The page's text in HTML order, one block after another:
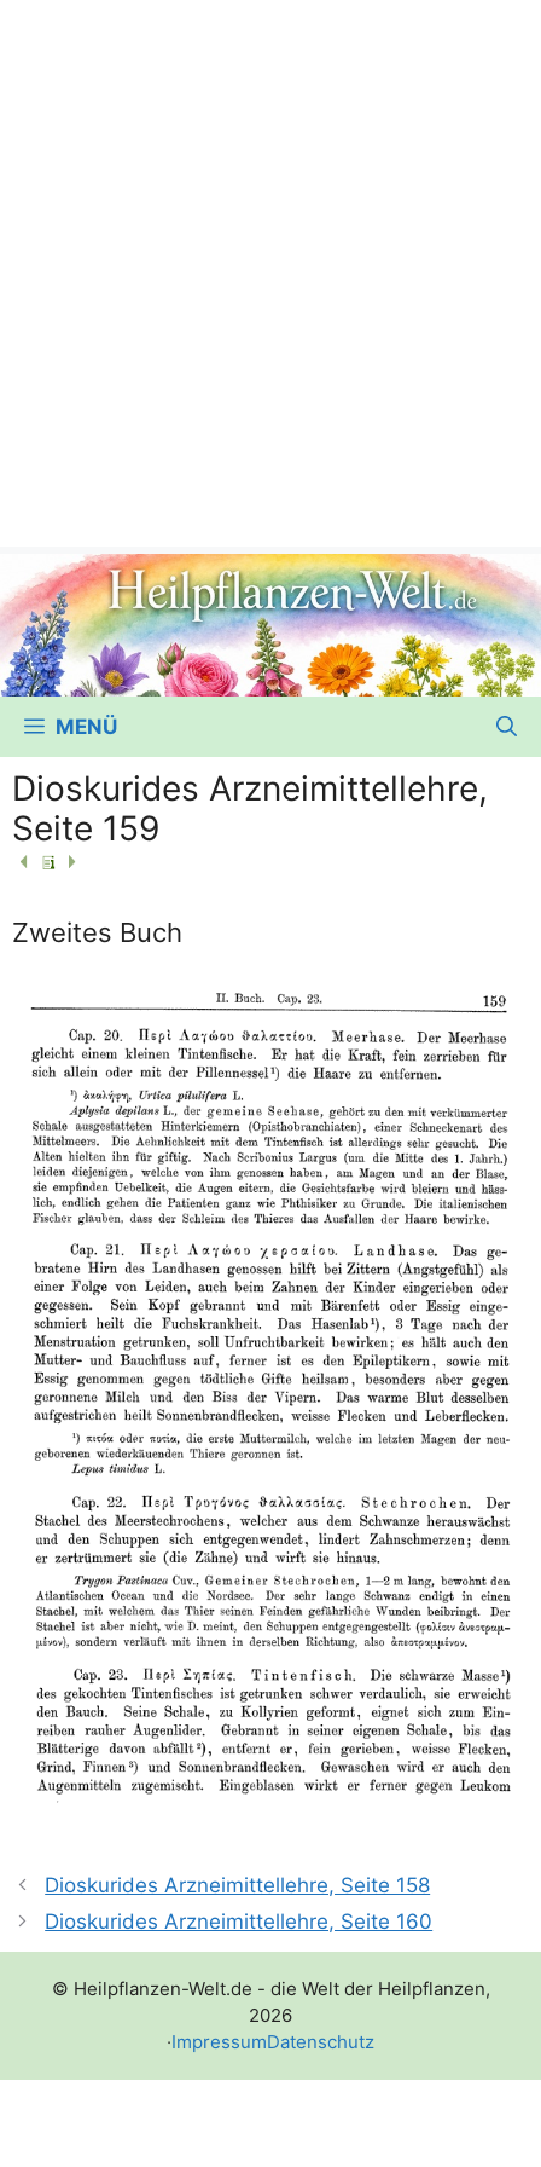
MENÜ
Dioskurides Arzneimittellehre,
Seite 159
Zweites Buch
Dioskurides Arzneimittellehre, Seite 158
Dioskurides Arzneimittellehre, Seite 160
© Heilpflanzen-Welt.de - die Welt der Heilpflanzen,
2026
·ImpressumDatenschutz